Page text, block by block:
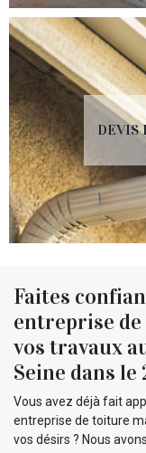
DEVIS
Faites
entreprise
vos travaux
Seine dans le
Vous avez déjà fait
entreprise de toiture
vos désirs ? Nous